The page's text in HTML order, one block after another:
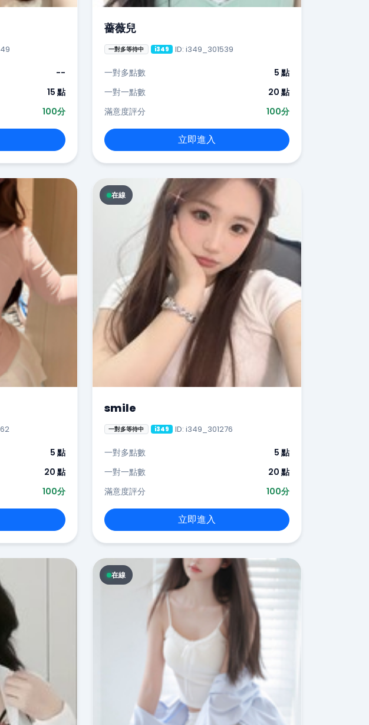
--
15 點
100分
薔薇兒
一對多等待中 i349 ID: i349_301539
一對多點數
5 點
一對一點數
20 點
滿意度評分
100分
立即進入
5 點
20 點
100分
在線
smile
一對多等待中 i349 ID: i349_301276
一對多點數
5 點
一對一點數
20 點
滿意度評分
100分
立即進入
在線